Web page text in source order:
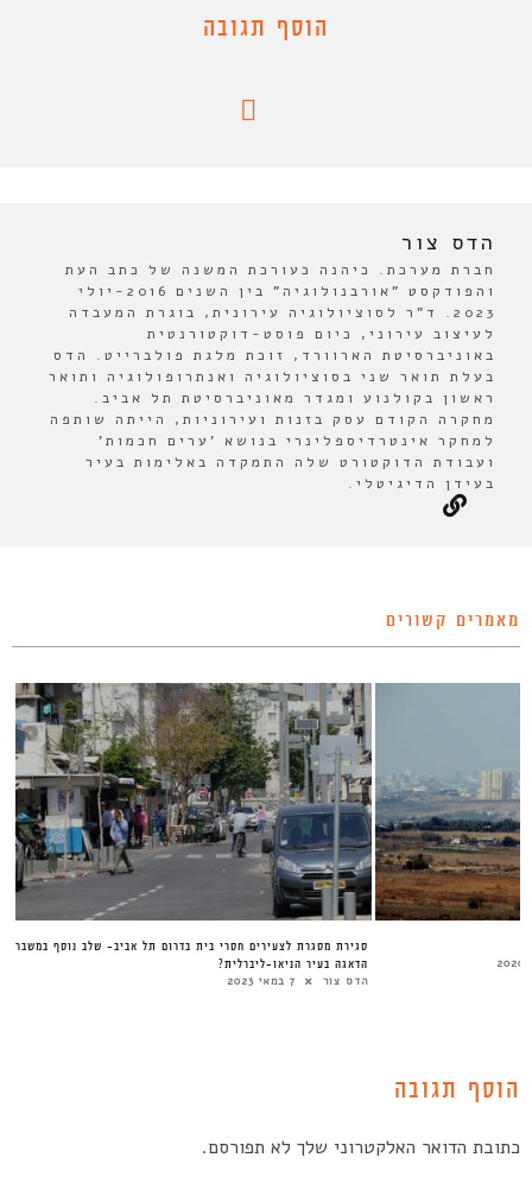
הוסף תגובה
הדס צור
חברת מערכת. כיהנה כעורכת המשנה של כתב העת
והפודקסט "אורבנולוגיה" בין השנים 2016-יולי
2023. ד"ר לסוציולוגיה עירונית, בוגרת המעבדה
לעיצוב עירוני, כיום פוסט-דוקטורנטית
באוניברסיטת הארוורד, זוכת מלגת פולברייט. הדס
בעלת תואר שני בסוציולוגיה ואנתרופולוגיה ותואר
ראשון בקולנוע ומגדר מאוניברסיטת תל אביב.
מחקרה הקודם עסק בזנות ועירוניות, הייתה שותפה
למחקר אינטרדיספלינרי בנושא 'ערים חכמות'
ועבודת הדוקטורט שלה התמקדה באלימות בעיר
בעידן הדיגיטלי.
מאמרים קשורים
סגירת מסגרת לצעירים חסרי בית בדרום תל אביב- שלב נוסף במשבר
הדאגה בעיר הניאו-ליברלית?
הדס צור 7 במאי 2023
הוסף תגובה
כתובת הדואר האלקטרוני שלך לא תפורסם.